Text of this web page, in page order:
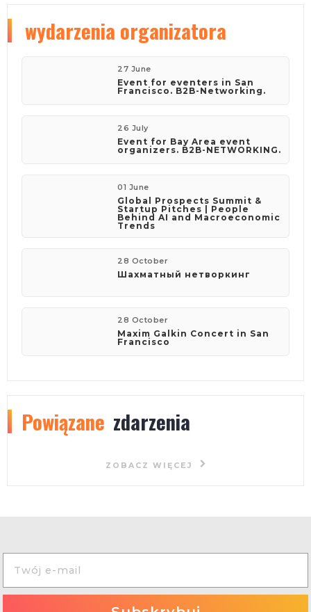
wydarzenia organizatora
27 June
Event for eventers in San
Francisco. B2B-Networking.
26 July
Event for Bay Area event
organizers. B2B-NETWORKING.
01 June
Global Prospects Summit &
Startup Pitches | People
Behind AI and Macroeconomic
Trends
28 October
Шахматный нетворкинг
28 October
Maxim Galkin Concert in San
Francisco
Powiązane zdarzenia
ZOBACZ WIĘCEJ